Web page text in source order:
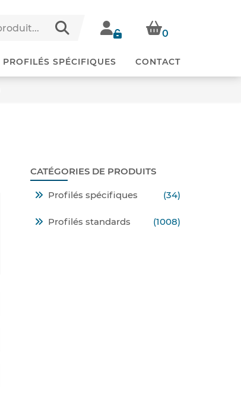
0
PROFILÉS SPÉCIFIQUES CONTACT
CATÉGORIES DE PRODUITS
Profilés spécifiques (34)
Profilés standards (1008)